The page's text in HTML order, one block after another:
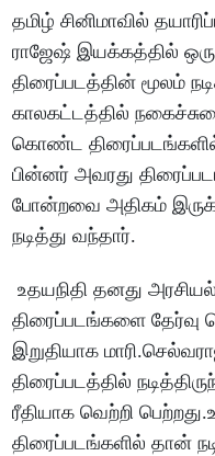
தமிழ் சினிமாவில்
ராஜேஷ் இயக்கத்தில்
திரைப்படத்தின் மூலம்
காலகட்டத்தில்
கொண்ட திரைப்படங்களில்
பின்னர் அவரது
போன்றவை அதிகம்
நடித்து வந்தார்.
உதயநிதி தனது
திரைப்படங்களை தேர்வு
இறுதியாக
திரைப்படத்தில்
ரீதியாக வெற்றி
திரைப்படங்களில் தான்